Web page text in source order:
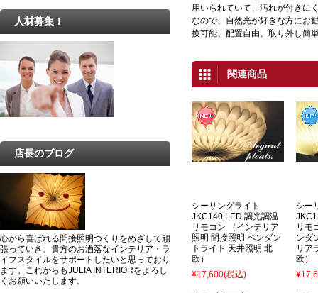
用いられていて、汚れが付きに
なので、自然光が好きな方にお
換可能、配置自由、取り外し簡
関連商品
シーリングライト
JKC140 LED 調光調温
リモコン （インテリア
照明 間接照明 ペンダン
トライト 天井照明 北
欧）
¥17,600(税込)
シー
リモ
ンダ
リア
欧）
人材募集！
店長のブログ
心から喜ばれる間接照明づくりをめざして頑
張っていき、貴方のお洒落なインテリア・ラ
イフスタイルをサポートしたいと思っており
ます。これからもJULIA INTERIORをよろし
くお願いいたします。